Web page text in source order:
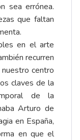
sea errónea.
que faltan
en el arte
recurren
centro
claves de la
de la
Arturo de
en España,
en que el